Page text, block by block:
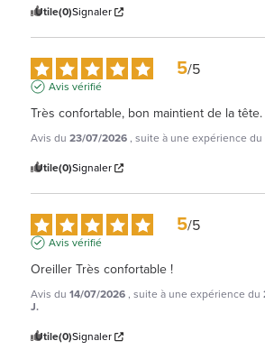
Utile(0)Signaler
5/5
Avis vérifié
Très confortable, bon maintient de la tête.
Avis du 23/07/2026, suite à une expérience du
Utile(0)Signaler
5/5
Avis vérifié
Oreiller Très confortable !
Avis du 14/07/2026, suite à une expérience du
J.
Utile(0)Signaler